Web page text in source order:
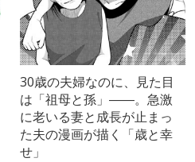
30歳の夫婦なのに、見た目
は「祖母と孫」――。急激
に老いる妻と成長が止まっ
た夫の漫画が描く「歳と幸
せ」